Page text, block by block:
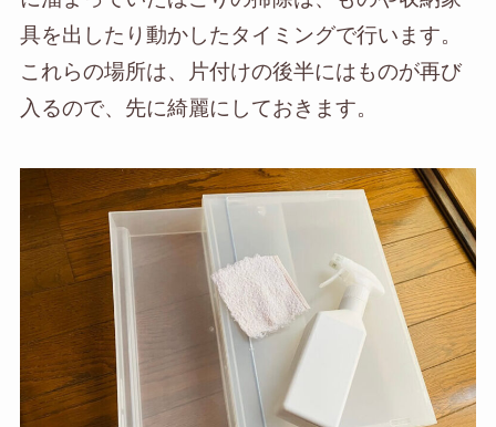
具を出したり動かしたタイミングで行います。
これらの場所は、片付けの後半にはものが再び
入るので、先に綺麗にしておきます。